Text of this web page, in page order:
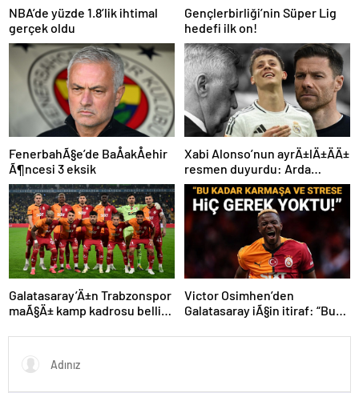
NBA’de yüzde 1.8’lik ihtimal
gerçek oldu
Gençlerbirliği’nin Süper Lig
hedefi ilk on!
FenerbahÃ§e’de BaÅakÅehir
Ã¶ncesi 3 eksik
Xabi Alonso’nun ayrÄ±lÄ±ÄÄ±
resmen duyurdu: Arda
GÃ¼ler’in yeni hocasÄ±
olmak iÃ§in geri sayÄ±m
baÅladÄ±
Galatasaray’Ä±n Trabzonspor
maÃ§Ä± kamp kadrosu belli
Victor Osimhen’den
Galatasaray iÃ§in itiraf: “Bu